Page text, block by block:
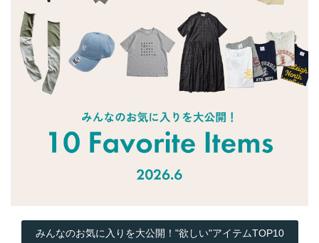
みんなのお気に入りを大公開！"欲しい"アイテムTOP10